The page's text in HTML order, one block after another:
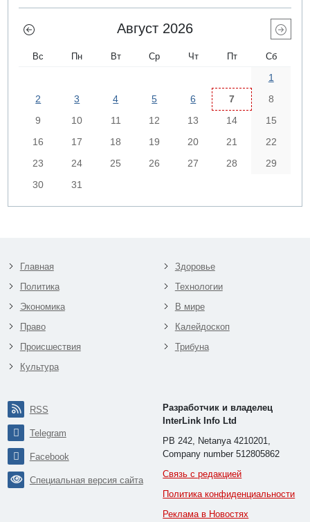
Август 2026
Вс Пн Вт Ср Чт Пт Сб
1
2
3 4 5 6 7
8
9
10 11 12 13 14
15
16
17 18 19 20 21
22
23
24 25 26 27 28
29
30
31
Главная
Политика
Экономика
Право
Происшествия
Культура
Здоровье
Технологии
В мире
Калейдоскоп
Трибуна
RSS
Telegram
Facebook
Специальная версия сайта
Разработчик и владелец
InterLink Info Ltd
PB 242, Netanya 4210201,
Company number 512805862
Связь с редакцией
Политика конфиденциальности
Реклама в Новостях